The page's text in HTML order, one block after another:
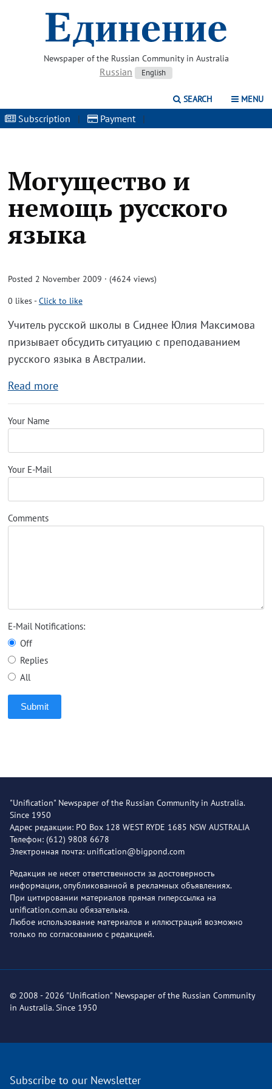
Newspaper of the Russian Community in Australia
Russian English
SEARCH MENU
Subscription | Payment |
Могущество и
немощь русского
языка
Posted 2 November 2009 · (4624 views)
0 likes-Click to like
Учитель русской школы в Сиднее Юлия Максимова
призывает обсудить ситуацию с преподаванием
русского языка в Австралии.
Read more
Your Name
Your E-Mail
Comments
E-Mail Notifications:
Off
Replies
All
Submit
"Unification" Newspaper of the Russian Community in Australia.
Since 1950
Адрес редакции: PO Box 128 WEST RYDE 1685 NSW AUSTRALIA
Телефон: (612) 9808 6678
Электронная почта: unification@bigpond.com
Редакция не несет ответственности за достоверность
информации, опубликованной в рекламных объявлениях.
При цитировании материалов прямая гиперссылка на
unification.com.au обязательна.
Любое использование материалов и иллюстраций возможно
только по согласованию с редакцией.
© 2008 - 2026 "Unification" Newspaper of the Russian Community
in Australia. Since 1950
Subscribe to our Newsletter